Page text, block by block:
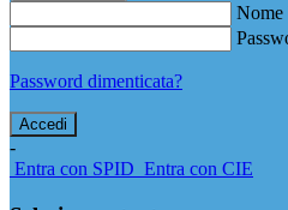
Nome
Password dimenticata?
-
Entra con SPID Entra con CIE